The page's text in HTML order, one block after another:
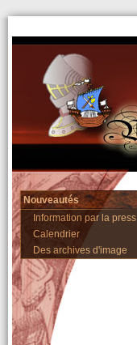
Nouveautés
Information par la press
Calendrier
Des archives d'image